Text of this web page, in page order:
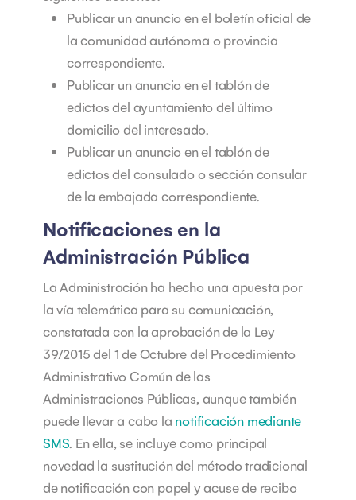
Publicar un anuncio en el boletín oficial de
la comunidad autónoma o provincia
correspondiente.
Publicar un anuncio en el tablón de
edictos del ayuntamiento del último
domicilio del interesado.
Publicar un anuncio en el tablón de
edictos del consulado o sección consular
de la embajada correspondiente.
Notificaciones en la
Administración Pública
La Administración ha hecho una apuesta por
la vía telemática para su comunicación,
constatada con la aprobación de la Ley
39/2015 del 1 de Octubre del Procedimiento
Administrativo Común de las
Administraciones Públicas, aunque también
puede llevar a cabo la notificación mediante
SMS. En ella, se incluye como principal
novedad la sustitución del método tradicional
de notificación con papel y acuse de recibo